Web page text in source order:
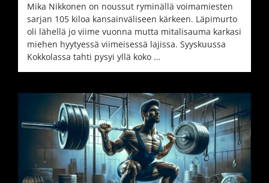
Mika Nikkonen on noussut ryminällä voimamiesten
sarjan 105 kiloa kansainväliseen kärkeen. Läpimurto
oli lähellä jo viime vuonna mutta mitalisauma karkasi
miehen hyytyessä viimeisessä lajissa. Syyskuussa
Kokkolassa tahti pysyi yllä koko …